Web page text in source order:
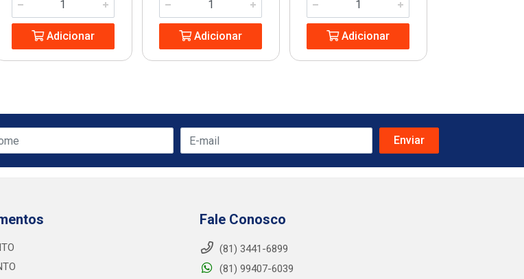
Adicionar Adicionar Adicionar
Fale Conosco
(81) 3441-6899
(81) 99407-6039